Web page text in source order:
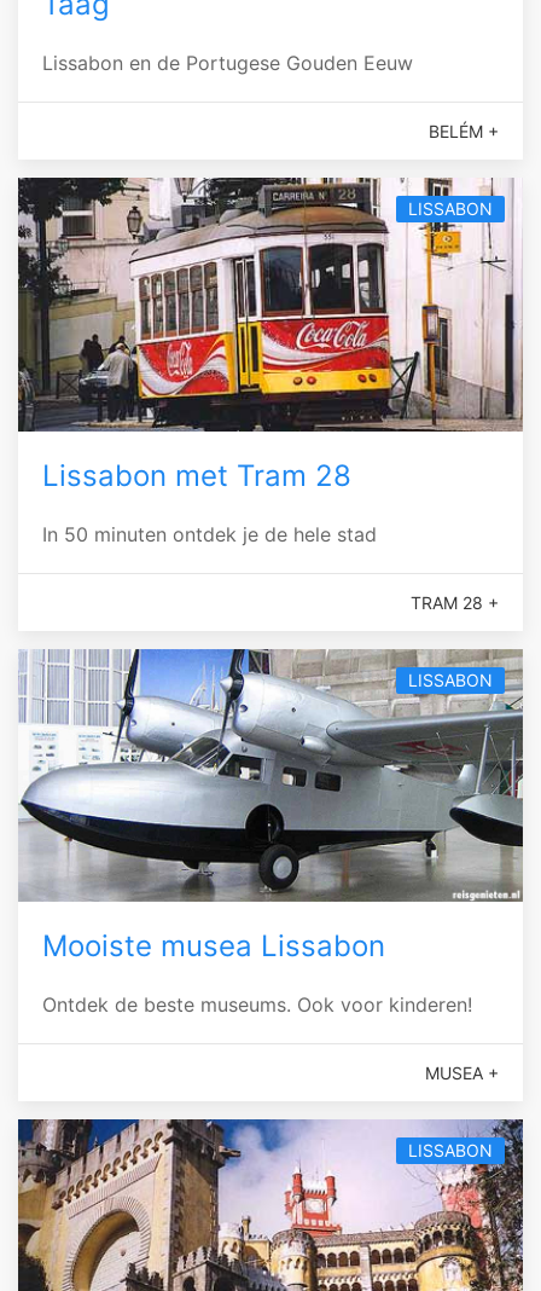
Lissabon en de Portugese Gouden Eeuw
BELÉM +
LISSABON
Lissabon met Tram 28
In 50 minuten ontdek je de hele stad
TRAM 28 +
LISSABON
Mooiste musea Lissabon
Ontdek de beste museums. Ook voor kinderen!
MUSEA +
LISSABON